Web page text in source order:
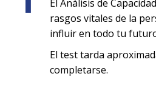
El Análisis de
rasgos vitales de la
influir en todo tu
El test tarda
completarse.